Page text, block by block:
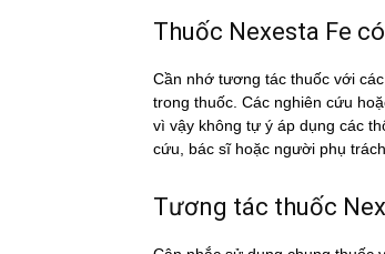
Thuốc Nexesta Fe
Cần nhớ tương tác thuốc với
trong thuốc. Các nghiên cứu
vì vậy không tự ý áp dụng các
cứu, bác sĩ hoặc người phụ trách
Tương tác thuốc